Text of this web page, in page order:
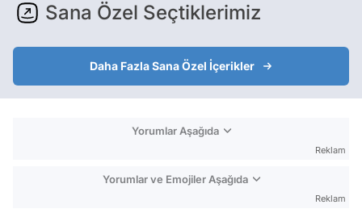
Sana Özel Seçtiklerimiz
Daha Fazla Sana Özel İçerikler
Yorumlar Aşağıda
Reklam
Yorumlar ve Emojiler Aşağıda
Reklam